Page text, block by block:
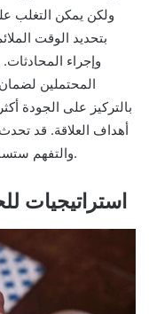
ولكن يمكن التغلب
بتحديد الوقت
وإجراء
المحتملين
بالتركيز على الجودة
أهداف العلاقة. قد
والتفهم ستساهم في حل هذه التحديات وبناء علاقة صحية.
استراتيجيات